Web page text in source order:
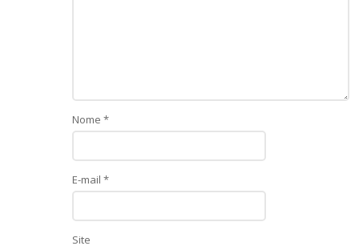
Nome*
E-mail*
Site